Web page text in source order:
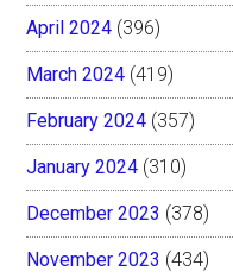
April 2024 (396)
March 2024 (419)
February 2024 (357)
January 2024 (310)
December 2023 (378)
November 2023 (434)